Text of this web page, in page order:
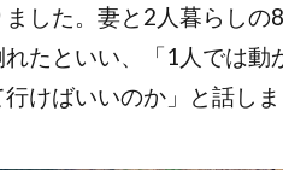
した。妻と2人暮らしの
たといい、「1人では動
けばいいのか」と話しま